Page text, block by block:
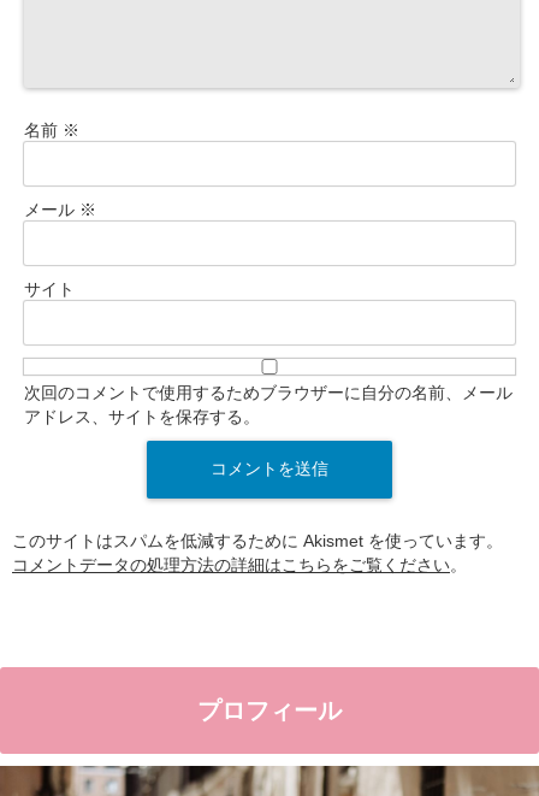
名前 ※
メール ※
サイト
次回のコメントで使用するためブラウザーに自分の名前、メール
アドレス、サイトを保存する。
このサイトはスパムを低減するために Akismet を使っています。
コメントデータの処理方法の詳細はこちらをご覧ください。
プロフィール